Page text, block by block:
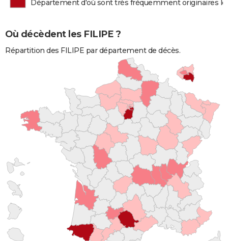
Département d'où sont très fréquemment originaires
Où décèdent les FILIPE ?
Répartition des FILIPE par département de décès.